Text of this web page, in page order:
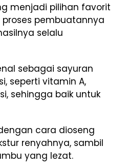
menjadi pilihan favorit
pembuatannya
selalu
sebagai sayuran
seperti vitamin A,
sehingga baik untuk
cara dioseng
renyahnya, sambil
yang lezat.